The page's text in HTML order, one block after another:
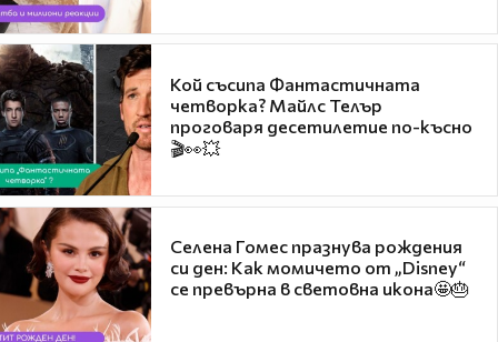
Кой съсипа Фантастичната
четворка? Майлс Телър
проговаря десетилетие по-късно
🎬👀💥
Селена Гомес празнува рождения
си ден: Как момичето от „Disney“
се превърна в световна икона🤩🎂